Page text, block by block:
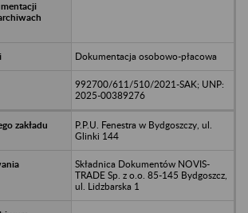
Dokumentacja osobowo-płacowa
992700/611/510/2021-SAK; UNP:
2025-00389276
P.P.U. Fenestra w Bydgoszczy, ul.
Glinki 144
Składnica Dokumentów NOVIS-
TRADE Sp. z o.o. 85-145 Bydgoszcz,
ul. Lidzbarska 1